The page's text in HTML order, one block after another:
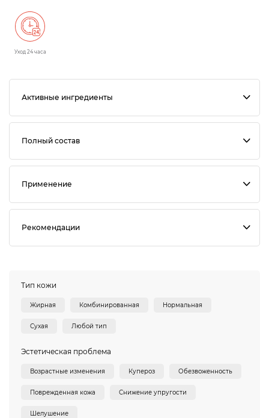
Уход 24 часа
Активные ингредиенты
Полный состав
Применение
Рекомендации
Тип кожи
Жирная Комбинированная Нормальная
Сухая Любой тип
Эстетическая проблема
Возрастные изменения Купероз Обезвоженность
Поврежденная кожа Снижение упругости
Шелушение